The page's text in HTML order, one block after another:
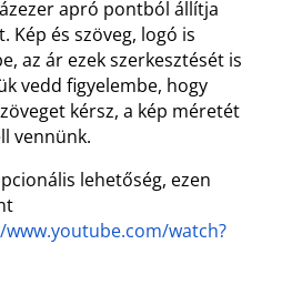
apró pontból állítja
Kép és szöveg, logó is
az ár ezek szerkesztését is
vedd figyelembe, hogy
kérsz, a kép méretét
vennünk.
lehetőség, ezen
watch?